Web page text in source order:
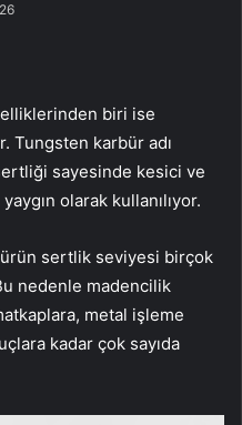
biri ise
Tungsten karbür adı
sayesinde kesici ve
olarak kullanılıyor.
sertlik seviyesi birçok
nedenle madencilik
metal işleme
kadar çok sayıda